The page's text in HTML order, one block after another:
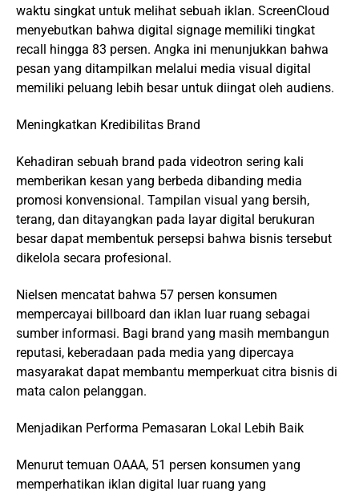
waktu singkat untuk melihat sebuah iklan. ScreenCloud
menyebutkan bahwa digital signage memiliki tingkat
recall hingga 83 persen. Angka ini menunjukkan bahwa
pesan yang ditampilkan melalui media visual digital
memiliki peluang lebih besar untuk diingat oleh audiens.
Meningkatkan Kredibilitas Brand
Kehadiran sebuah brand pada videotron sering kali
memberikan kesan yang berbeda dibanding media
promosi konvensional. Tampilan visual yang bersih,
terang, dan ditayangkan pada layar digital berukuran
besar dapat membentuk persepsi bahwa bisnis tersebut
dikelola secara profesional.
Nielsen mencatat bahwa 57 persen konsumen
mempercayai billboard dan iklan luar ruang sebagai
sumber informasi. Bagi brand yang masih membangun
reputasi, keberadaan pada media yang dipercaya
masyarakat dapat membantu memperkuat citra bisnis di
mata calon pelanggan.
Menjadikan Performa Pemasaran Lokal Lebih Baik
Menurut temuan OAAA, 51 persen konsumen yang
memperhatikan iklan digital luar ruang yang